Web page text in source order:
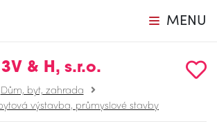
MENU
3V & H, s.r.o.
Dům, byt, zahrada
výstavba, průmyslové stavby